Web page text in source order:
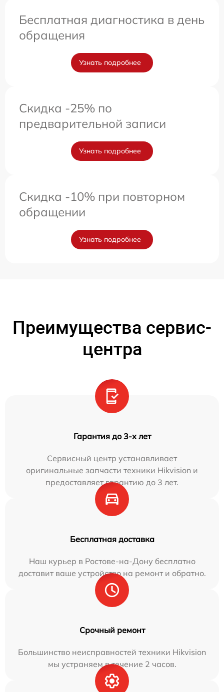
Бесплатная диагностика в день
обращения
Узнать подробнее
Скидка -25% по
предварительной записи
Узнать подробнее
Скидка -10% при повторном
обращении
Узнать подробнее
Преимущества сервис-
центра
Гарантия до 3-х лет
Сервисный центр устанавливает
оригинальные запчасти техники Hikvision и
предоставляет гарантию до 3 лет.
Бесплатная доставка
Наш курьер в Ростове-на-Дону бесплатно
доставит ваше устройство на ремонт и обратно.
Срочный ремонт
Большинство неисправностей техники Hikvision
мы устраняем в течение 2 часов.